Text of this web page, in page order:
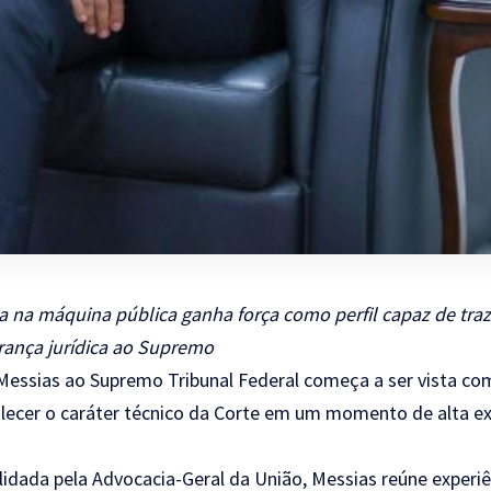
na máquina pública ganha força como perfil capaz de
jurídica ao Supremo
ao Supremo Tribunal Federal começa a ser vista
o caráter técnico da Corte em um momento de alta
pela Advocacia-Geral da União, Messias reúne